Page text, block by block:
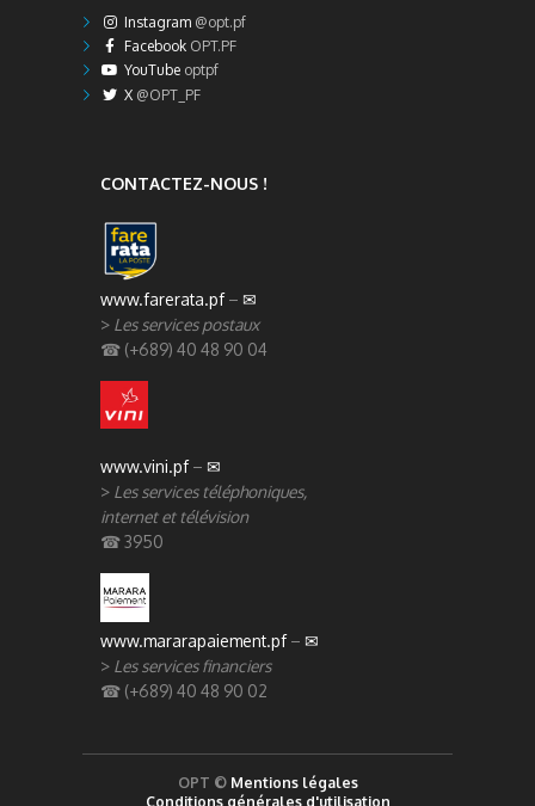
Instagram @opt.pf
Facebook OPT.PF
YouTube optpf
X @OPT_PF
CONTACTEZ-NOUS !
www.farerata.pf– ✉
> Les services postaux
☎ (+689) 40 48 90 04
www.vini.pf– ✉
> Les services téléphoniques,
internet et télévision
☎ 3950
www.mararapaiement.pf– ✉
> Les services financiers
☎ (+689) 40 48 90 02
OPT © Mentions légales
Conditions générales d'utilisation